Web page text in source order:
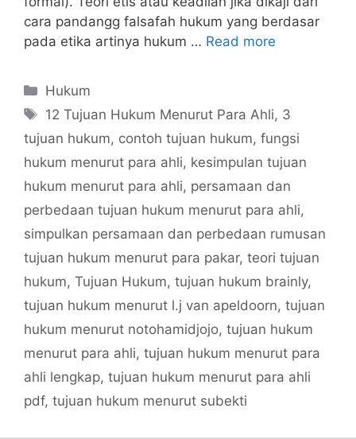
cara pandangg falsafah hukum yang berdasar
pada etika artinya hukum … Read more
Categories
Hukum
Tags
12 Tujuan Hukum Menurut Para Ahli, 3
tujuan hukum, contoh tujuan hukum, fungsi
hukum menurut para ahli, kesimpulan tujuan
hukum menurut para ahli, persamaan dan
perbedaan tujuan hukum menurut para ahli,
simpulkan persamaan dan perbedaan rumusan
tujuan hukum menurut para pakar, teori tujuan
hukum, Tujuan Hukum, tujuan hukum brainly,
tujuan hukum menurut l.j van apeldoorn, tujuan
hukum menurut notohamidjojo, tujuan hukum
menurut para ahli, tujuan hukum menurut para
ahli lengkap, tujuan hukum menurut para ahli
pdf, tujuan hukum menurut subekti